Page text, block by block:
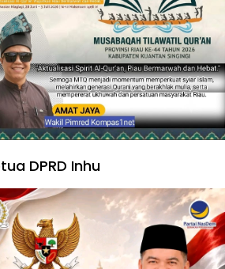
DPRD Inhu